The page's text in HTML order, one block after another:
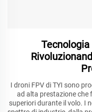
Tecnologia
I droni FPV di TYI sono
ad alta prestazione che
superiori durante il volo. I